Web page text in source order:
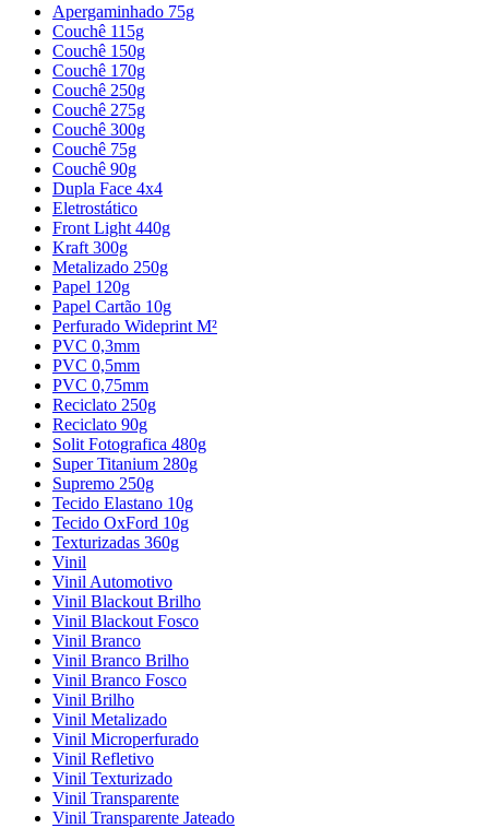
Apergaminhado 75g
Couchê 115g
Couchê 150g
Couchê 170g
Couchê 250g
Couchê 275g
Couchê 300g
Couchê 75g
Couchê 90g
Dupla Face 4x4
Eletrostático
Front Light 440g
Kraft 300g
Metalizado 250g
Papel 120g
Papel Cartão 10g
Perfurado Wideprint M²
PVC 0,3mm
PVC 0,5mm
PVC 0,75mm
Reciclato 250g
Reciclato 90g
Solit Fotografica 480g
Super Titanium 280g
Supremo 250g
Tecido Elastano 10g
Tecido OxFord 10g
Texturizadas 360g
Vinil
Vinil Automotivo
Vinil Blackout Brilho
Vinil Blackout Fosco
Vinil Branco
Vinil Branco Brilho
Vinil Branco Fosco
Vinil Brilho
Vinil Metalizado
Vinil Microperfurado
Vinil Refletivo
Vinil Texturizado
Vinil Transparente
Vinil Transparente Jateado